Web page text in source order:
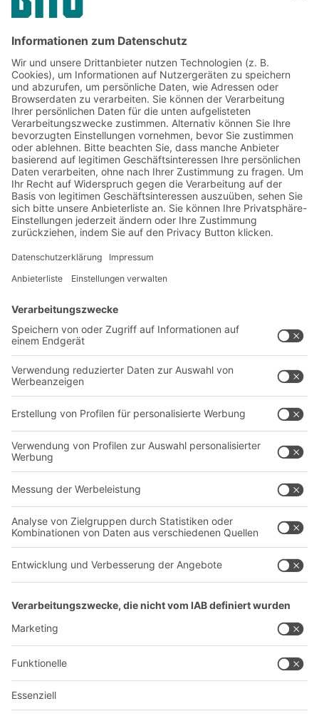
Jetzt beim BITO Newsletter
anmelden:
Lager- & Logistiknews
Exklusive Rabatte
Neuheiten
Newsletter abonnieren
Lösungen
Intralogistiklösungen
Regalsysteme
Transportsysteme
Dienstleistungen
Kontaktformular
Unternehmen
Über uns
Produktionsstandorte
Karriere
Follow us
YOUR LIFE.
+49 (6753) 122-922